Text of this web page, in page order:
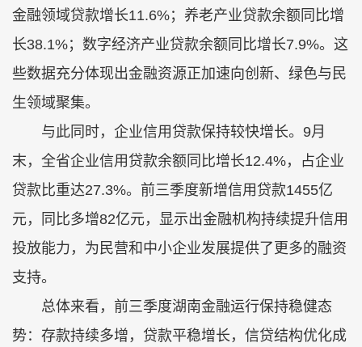
金融领域贷款增长11.6%；养老产业贷款余额同比增
长38.1%；数字经济产业贷款余额同比增长7.9%。这
些数据充分体现出金融资源正加速向创新、绿色与民
生领域聚集。
与此同时，企业信用贷款保持较快增长。9月
末，全省企业信用贷款余额同比增长12.4%，占企业
贷款比重达27.3%。前三季度新增信用贷款1455亿
元，同比多增82亿元，显示出金融机构持续提升信用
投放能力，为民营和中小企业发展提供了更多的融资
支持。
总体来看，前三季度湖南金融运行保持稳健态
势：存款持续多增，贷款平稳增长，信贷结构优化成